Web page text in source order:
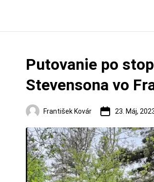
Putovanie po
Stevensona vo
František Kovár 23. Máj,
Regióny